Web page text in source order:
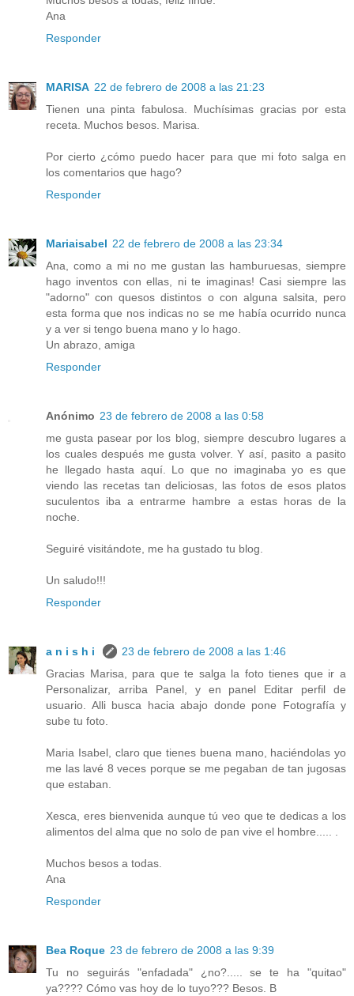
Ana
Responder
MARISA 22 de febrero de 2008 a las 21:23
Tienen una pinta fabulosa. Muchísimas gracias por esta
receta. Muchos besos. Marisa.
Por cierto ¿cómo puedo hacer para que mi foto salga en
los comentarios que hago?
Responder
Mariaisabel 22 de febrero de 2008 a las 23:34
Ana, como a mi no me gustan las hamburuesas, siempre
hago inventos con ellas, ni te imaginas! Casi siempre las
"adorno" con quesos distintos o con alguna salsita, pero
esta forma que nos indicas no se me había ocurrido nunca
y a ver si tengo buena mano y lo hago.
Un abrazo, amiga
Responder
Anónimo 23 de febrero de 2008 a las 0:58
me gusta pasear por los blog, siempre descubro lugares a
los cuales después me gusta volver. Y así, pasito a pasito
he llegado hasta aquí. Lo que no imaginaba yo es que
viendo las recetas tan deliciosas, las fotos de esos platos
suculentos iba a entrarme hambre a estas horas de la
noche.
Seguiré visitándote, me ha gustado tu blog.
Un saludo!!!
Responder
a n i s h i
23 de febrero de 2008 a las 1:46
Gracias Marisa, para que te salga la foto tienes que ir a
Personalizar, arriba Panel, y en panel Editar perfil de
usuario. Alli busca hacia abajo donde pone Fotografía y
sube tu foto.
Maria Isabel, claro que tienes buena mano, haciéndolas yo
me las lavé 8 veces porque se me pegaban de tan jugosas
que estaban.
Xesca, eres bienvenida aunque tú veo que te dedicas a los
alimentos del alma que no solo de pan vive el hombre..... .
Muchos besos a todas.
Ana
Responder
Bea Roque 23 de febrero de 2008 a las 9:39
Tu no seguirás "enfadada" ¿no?..... se te ha "quitao"
ya???? Cómo vas hoy de lo tuyo??? Besos. B